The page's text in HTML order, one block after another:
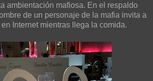
ambientación mafiosa. En el respaldo
de un personaje de la mafia invita a
Internet mientras llega la comida.